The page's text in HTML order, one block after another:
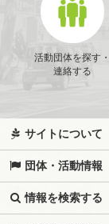
活動団体を探す・
連絡する
サイトについて
団体・活動情報
情報を検索する